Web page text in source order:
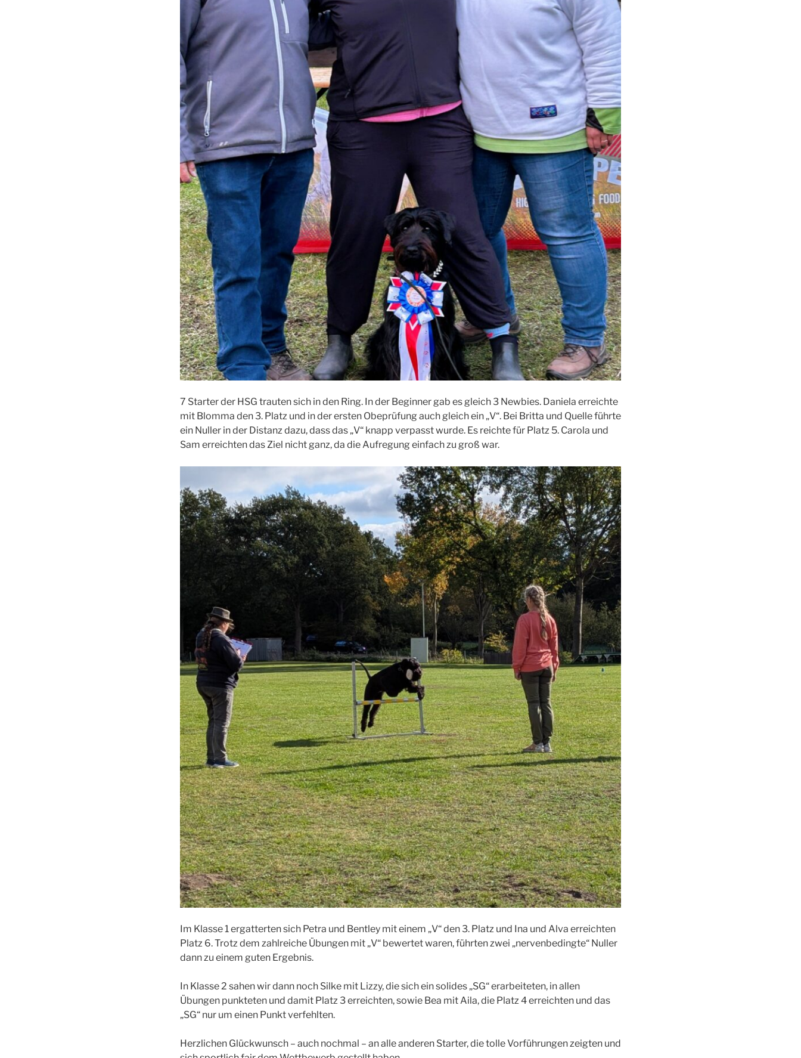
7 Starter der HSG trauten sich in den Ring. In der Beginner gab es gleich 3 Newbies. Daniela erreichte
mit Blomma den 3. Platz und in der ersten Obeprüfung auch gleich ein „V“. Bei Britta und Quelle führte
ein Nuller in der Distanz dazu, dass das „V“ knapp verpasst wurde. Es reichte für Platz 5. Carola und
Sam erreichten das Ziel nicht ganz, da die Aufregung einfach zu groß war.
Im Klasse 1 ergatterten sich Petra und Bentley mit einem „V“ den 3. Platz und Ina und Alva erreichten
Platz 6. Trotz dem zahlreiche Übungen mit „V“ bewertet waren, führten zwei „nervenbedingte“ Nuller
dann zu einem guten Ergebnis.
In Klasse 2 sahen wir dann noch Silke mit Lizzy, die sich ein solides „SG“ erarbeiteten, in allen
Übungen punkteten und damit Platz 3 erreichten, sowie Bea mit Aila, die Platz 4 erreichten und das
„SG“ nur um einen Punkt verfehlten.
Herzlichen Glückwunsch – auch nochmal – an alle anderen Starter, die tolle Vorführungen zeigten und